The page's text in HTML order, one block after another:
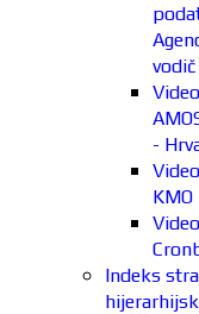
-
Indeks